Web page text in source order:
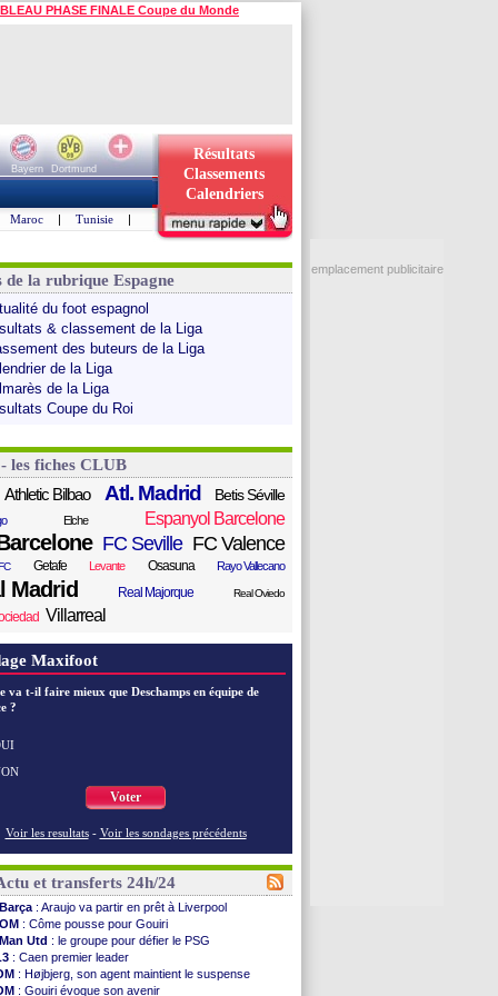
PHASE FINALE Coupe du Monde
Bayern
Dortmund
Résultats
Classements
Calendriers
Maroc | Tunisie |
de la rubrique Espagne
du foot espagnol
& classement de la Liga
des buteurs de la Liga
de la Liga
de la Liga
Coupe du Roi
les fiches CLUB
Athletic Bilbao Atl. Madrid Betis Séville
Elche Espanyol Barcelone
FC Seville FC Valence
Getafe Levante Osasuna Rayo Vallecano
Madrid Real Majorque Real Oviedo
Villarreal
Maxifoot
va t-il faire mieux que Deschamps en équipe de
?
Voter
Voir les resultats - Voir les sondages précédents
et transferts 24h/24
Barça : Araujo va partir en prêt à Liverpool
OM : Côme pousse pour Gouiri
Man Utd : le groupe pour défier le PSG
: Caen premier leader
: Højbjerg, son agent maintient le suspense
: Gouiri évoque son avenir
emplacement publicitaire